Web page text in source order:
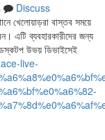
Discuss
খেলোয়াড়রা বাস্তব সময়ে
এটি ব্যবহারকারীদের জন্য
উভয় ডিভাইসেই
live-